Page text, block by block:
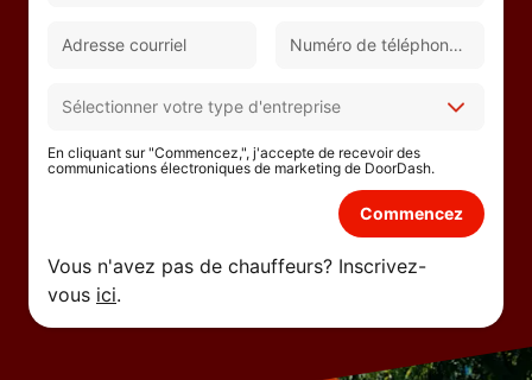
En cliquant sur "Commencez,", j'accepte de recevoir des
communications électroniques de marketing de DoorDash.
Commencez
Vous n'avez pas de chauffeurs? Inscrivez-
vous ici.